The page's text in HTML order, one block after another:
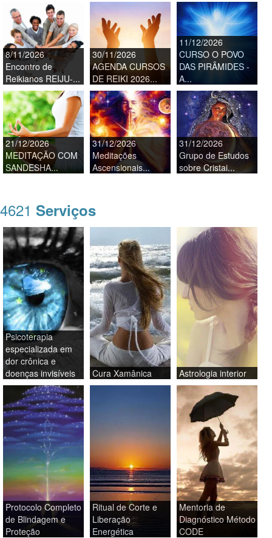
8/11/2026
Encontro de
Reikianos REIJU-...
30/11/2026
AGENDA CURSOS
DE REIKI 2026...
11/12/2026
CURSO O POVO
DAS PIRÂMIDES -
A...
21/12/2026
MEDITAÇÃO COM
SANDESHA...
31/12/2026
Meditações
Ascensionais...
31/12/2026
Grupo de Estudos
sobre Cristai...
4621 Serviços
Psicoterapia
especializada em
dor crônica e
doenças invisíveis
Cura Xamânica Astrologia interior
Protocolo Completo
de Blindagem e
Proteção
Ritual de Corte e
Liberação
Energética
Mentoria de
Diagnóstico Método
CODE